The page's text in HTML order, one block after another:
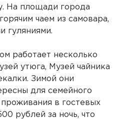
На площади города
чаем из самовара,
гуляниями.
работает несколько
утюга, Музей чайника
Зимой они
для семейного
в гостевых
рублей за ночь, что